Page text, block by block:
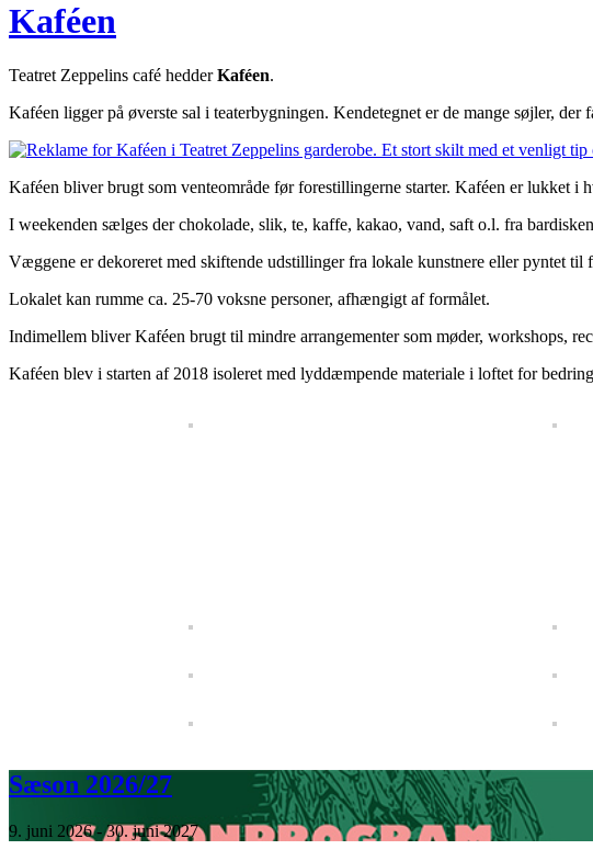
Kaféen
Teatret Zeppelins café hedderKaféen.
Kaféen ligger på øverste sal i teaterbygningen. Kendetegnet er de mange søjler,
Kaféen bliver brugt som venteområde før forestillingerne starter. Kaféen er lukket
I weekenden sælges der chokolade, slik, te, kaffe, kakao, vand, saft o.l. fra
Væggene er dekoreret med skiftende udstillinger fra lokale kunstnere eller pyntet til
Lokalet kan rumme ca. 25-70 voksne personer, afhængigt af formålet.
Indimellem bliver Kaféen brugt til mindre arrangementer som møder, workshops,
Kaféen blev i starten af 2018 isoleret med lyddæmpende materiale i loftet for
Sæson 2026/27
9. juni 2026 - 30. juni 2027